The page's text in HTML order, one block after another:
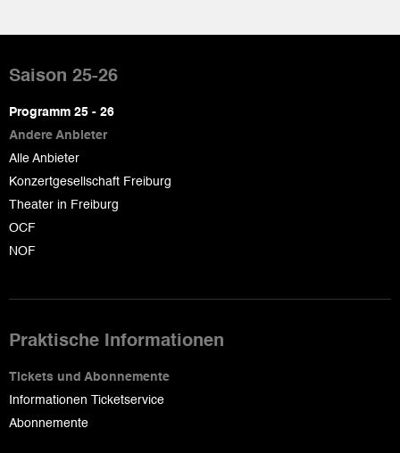
de
page
Saison 25-26
Programm 25 - 26
Andere Anbieter
Alle Anbieter
Konzertgesellschaft Freiburg
Theater in Freiburg
OCF
NOF
Praktische Informationen
Tickets und Abonnemente
Informationen Ticketservice
Abonnemente